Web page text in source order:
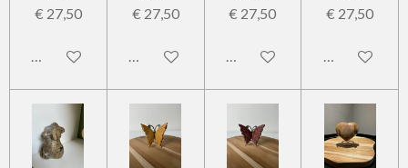
€ 27,50
In winkelwagen
€ 27,50
In winkelwagen
€ 27,50
In winkelwagen
€ 27,50
In